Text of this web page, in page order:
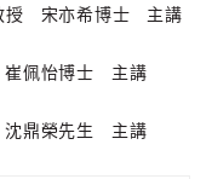
授 宋亦希博士 主講
崔佩怡博士 主講
沈鼎榮先生 主講